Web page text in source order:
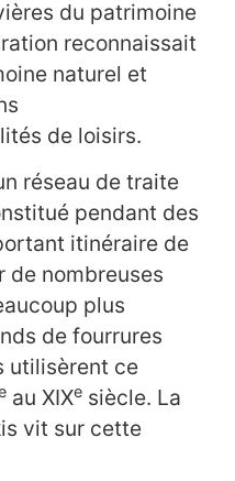
du patrimoine
reconnaissait
naturel et
de loisirs.
réseau de traite
pendant des
itinéraire de
de nombreuses
plus
de fourrures
utilisèrent ce
au XIXe siècle. La
vit sur cette